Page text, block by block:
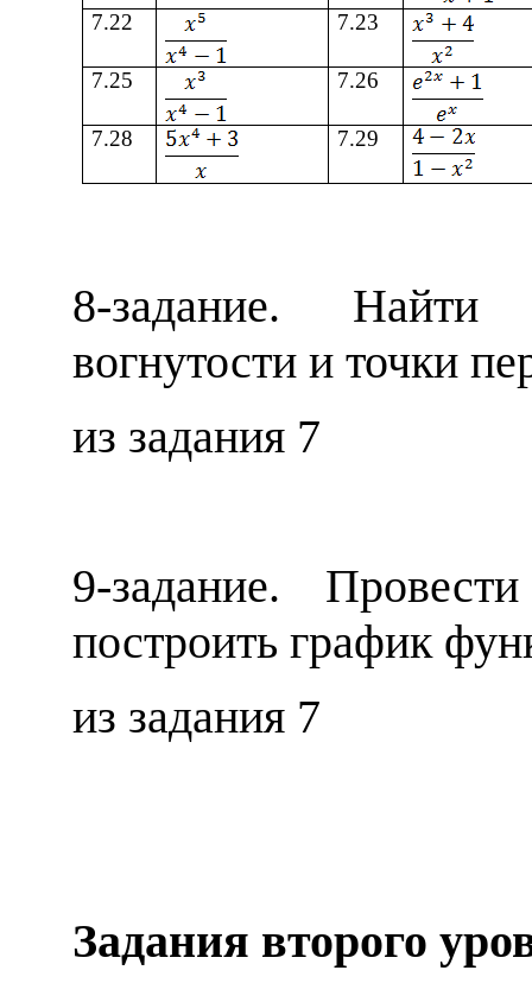
7.22 7.23
7.25 7.26
7.28 7.29
8-задание. Найти
вогнутости и точки
из задания 7
9-задание.
построить график
из задания 7
Задания второго